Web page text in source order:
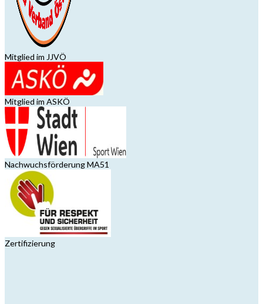
Mitglied im JJVÖ
Mitglied im ASKÖ
Nachwuchsförderung MA51
Zertifizierung